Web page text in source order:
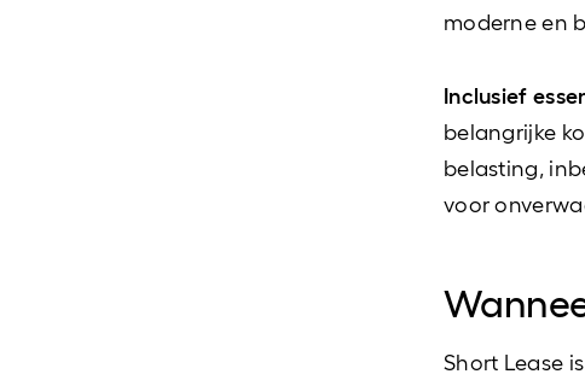
moderne en
Inclusief
belangrijke
belasting,
voor
Short Lease